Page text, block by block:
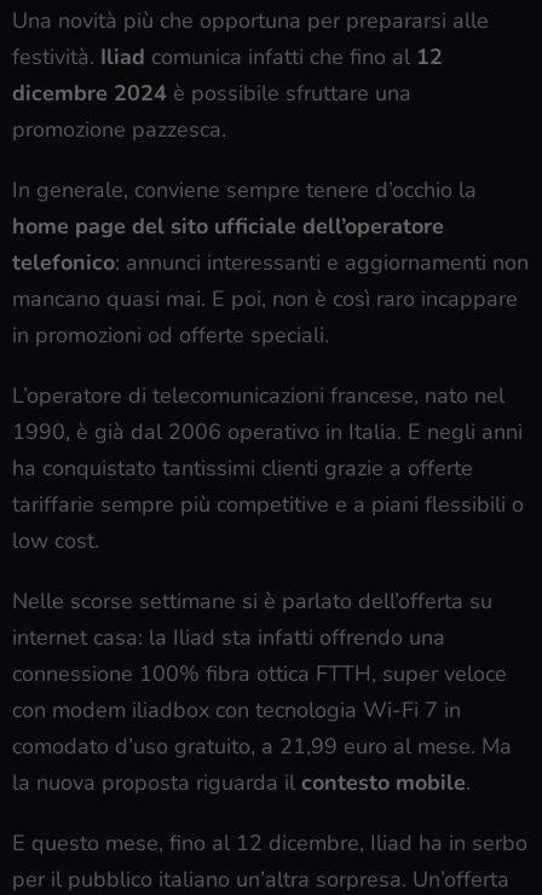
Una novità più che opportuna per prepararsi alle
festività. Iliad comunica infatti che fino al 12
dicembre 2024 è possibile sfruttare una
promozione pazzesca.
In generale, conviene sempre tenere d’occhio la
home page del sito ufficiale dell’operatore
telefonico: annunci interessanti e aggiornamenti non
mancano quasi mai. E poi, non è così raro incappare
in promozioni od offerte speciali.
L’operatore di telecomunicazioni francese, nato nel
1990, è già dal 2006 operativo in Italia. E negli anni
ha conquistato tantissimi clienti grazie a offerte
tariffarie sempre più competitive e a piani flessibili o
low cost.
Nelle scorse settimane si è parlato dell’offerta su
internet casa: la Iliad sta infatti offrendo una
connessione 100% fibra ottica FTTH, super veloce
con modem iliadbox con tecnologia Wi-Fi 7 in
comodato d’uso gratuito, a 21,99 euro al mese. Ma
la nuova proposta riguarda il contesto mobile.
E questo mese, fino al 12 dicembre, Iliad ha in serbo
per il pubblico italiano un’altra sorpresa. Un’offerta